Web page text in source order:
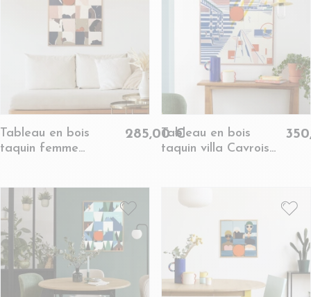
Tableau en bois
taquin femme
285,00 €Tableau en bois
taquin villa Cavrois